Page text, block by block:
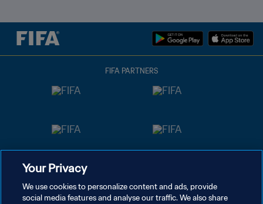
FIFA PARTNERS
Your Privacy
We use cookies to personalize content and ads, provide
social media features and analyse our traffic. We also share